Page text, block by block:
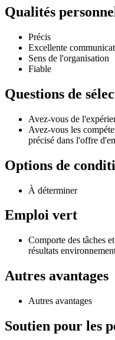
Qualités
Précis
Excellente
Sens de l'organisation
Fiable
Questions de
Avez-vous de
Avez-vous les
précisé dans l'offre
Options de
À déterminer
Emploi vert
Comporte des tâches
résultats
Autres avantages
Autres avantages
Soutien pour les